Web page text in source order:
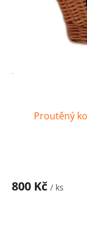
Proutěný
800 Kč / ks